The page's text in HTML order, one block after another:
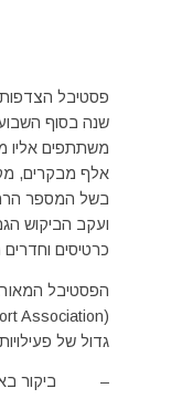
שנה בסוף השבוע
אלף מבקרים,
בשל המספר
ועקב הביקוש
כרטיסים
הפסטיבל
גדול של
– ביקור